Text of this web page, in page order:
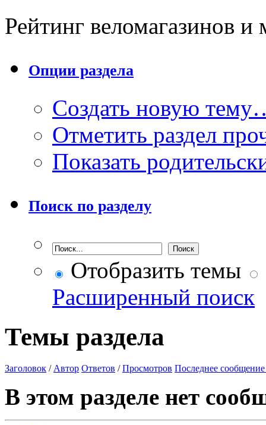
Рейтинг веломагазинов
Опции раздела
Создать новую
Отметить раздел
Показать
Поиск по разделу
Отобразить темы
Расширенный поиск
Темы раздела
Заголовок / Автор Ответов /Просмотров Последнее сообщение
В этом разделе нет